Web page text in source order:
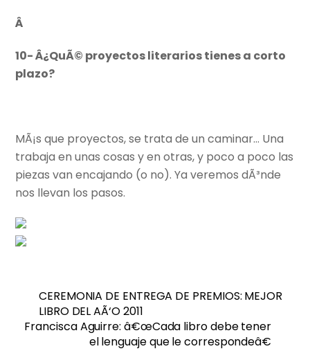
Â
10- Â¿QuÃ© proyectos literarios tienes a corto
plazo?
MÃ¡s que proyectos, se trata de un caminar… Una
trabaja en unas cosas y en otras, y poco a poco las
piezas van encajando (o no). Ya veremos dÃ³nde
nos llevan los pasos.
CEREMONIA DE ENTREGA DE PREMIOS: MEJOR
LIBRO DEL AÃ‘O 2011
Francisca Aguirre: â€œCada libro debe tener
el lenguaje que le correspondeâ€